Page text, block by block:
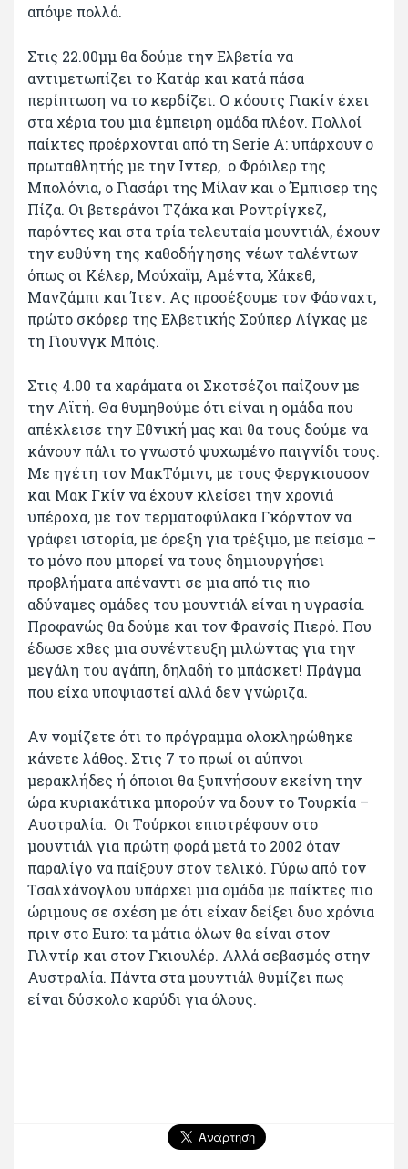
απόψε πολλά.
Στις 22.00μμ θα δούμε την Ελβετία να
αντιμετωπίζει το Κατάρ και κατά πάσα
περίπτωση να το κερδίζει. Ο κόουτς Γιακίν έχει
στα χέρια του μια έμπειρη ομάδα πλέον. Πολλοί
παίκτες προέρχονται από τη Serie A: υπάρχουν ο
πρωταθλητής με την Ιντερ, ο Φρόιλερ της
Μπολόνια, ο Γιασάρι της Μίλαν και ο Έμπισερ της
Πίζα. Οι βετεράνοι Τζάκα και Ροντρίγκεζ,
παρόντες και στα τρία τελευταία μουντιάλ, έχουν
την ευθύνη της καθοδήγησης νέων ταλέντων
όπως οι Κέλερ, Μούχαϊμ, Αμέντα, Χάκεθ,
Μανζάμπι και Ίτεν. Ας προσέξουμε τον Φάσναχτ,
πρώτο σκόρερ της Ελβετικής Σούπερ Λίγκας με
τη Γιουνγκ Μπόις.
Στις 4.00 τα χαράματα οι Σκοτσέζοι παίζουν με
την Αϊτή. Θα θυμηθούμε ότι είναι η ομάδα που
απέκλεισε την Εθνική μας και θα τους δούμε να
κάνουν πάλι το γνωστό ψυχωμένο παιγνίδι τους.
Με ηγέτη τον ΜακΤόμινι, με τους Φεργκιουσον
και Μακ Γκίν να έχουν κλείσει την χρονιά
υπέροχα, με τον τερματοφύλακα Γκόρντον να
γράφει ιστορία, με όρεξη για τρέξιμο, με πείσμα –
το μόνο που μπορεί να τους δημιουργήσει
προβλήματα απέναντι σε μια από τις πιο
αδύναμες ομάδες του μουντιάλ είναι η υγρασία.
Προφανώς θα δούμε και τον Φρανσίς Πιερό. Που
έδωσε χθες μια συνέντευξη μιλώντας για την
μεγάλη του αγάπη, δηλαδή το μπάσκετ! Πράγμα
που είχα υποψιαστεί αλλά δεν γνώριζα.
Αν νομίζετε ότι το πρόγραμμα ολοκληρώθηκε
κάνετε λάθος. Στις 7 το πρωί οι αύπνοι
μερακλήδες ή όποιοι θα ξυπνήσουν εκείνη την
ώρα κυριακάτικα μπορούν να δουν το Τουρκία –
Αυστραλία. Οι Τούρκοι επιστρέφουν στο
μουντιάλ για πρώτη φορά μετά το 2002 όταν
παραλίγο να παίξουν στον τελικό. Γύρω από τον
Τσαλχάνογλου υπάρχει μια ομάδα με παίκτες πιο
ώριμους σε σχέση με ότι είχαν δείξει δυο χρόνια
πριν στο Euro: τα μάτια όλων θα είναι στον
Γιλντίρ και στον Γκιουλέρ. Αλλά σεβασμός στην
Αυστραλία. Πάντα στα μουντιάλ θυμίζει πως
είναι δύσκολο καρύδι για όλους.